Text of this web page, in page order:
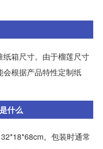
箱尺寸。由于榴莲尺寸
根据产品特性定制纸
什么
。包装时通常